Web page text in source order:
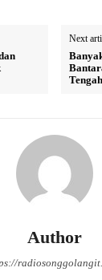
Next
Author